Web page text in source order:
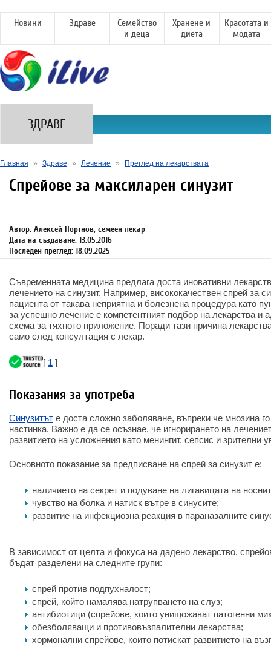
Новини Здраве
Семейство
и деца
Хранене и
диета
Красотата и
модата
ЗДРАВЕ
Главная » Здраве » Лечение » Преглед на лекарствата
Спрейове за максиларен синузит
Автор: Алексей Портнов, семеен лекар
Дата на създаване: 13.05.2016
Последен преглед: 18.09.2025
Съвременната медицина предлага доста иновативни
лечението на синузит. Например, висококачествен спрей за
пациента от такава неприятна и болезнена процедура като
за успешно лечение е компетентният подбор на лекарства и
схема за тяхното приложение. Поради тази причина
само след консултация с лекар.
[ 1 ]
Показания за употреба
Синузитът е доста сложно заболяване, въпреки че мнозина
настинка. Важно е да се осъзнае, че игнорирането на
развитието на усложнения като менингит, сепсис и зрителни
Основното показание за предписване на спрей за синузит е:
наличието на секрет и подуване на лигавицата на
чувство на болка и натиск вътре в синусите;
развитие на инфекциозна реакция в параназалните
В зависимост от целта и фокуса на дадено лекарство,
бъдат разделени на следните групи:
спрей против подпухналост;
спрей, който намалява натрупването на слуз;
антибиотици (спрейове, които унищожават патогенни
обезболяващи и противовъзпалителни лекарства;
хормонални спрейове, които потискат развитието на